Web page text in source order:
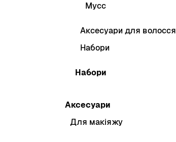
Мусс
Аксесуари для волосся
Набори
Набори
Аксесуари
Для макіяжу